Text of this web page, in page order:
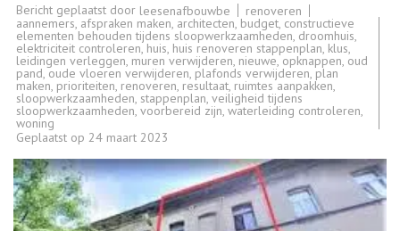
Bericht geplaatst door leesenafbouwbe
renoveren
aannemers, afspraken maken, architecten, budget, constructieve
elementen behouden tijdens sloopwerkzaamheden, droomhuis,
elektriciteit controleren, huis, huis renoveren stappenplan, klus,
leidingen verleggen, muren verwijderen, nieuwe,opknappen, oud
pand,oude vloeren verwijderen, plafonds verwijderen, plan
maken, prioriteiten, renoveren, resultaat, ruimtes aanpakken,
sloopwerkzaamheden, stappenplan, veiligheid tijdens
sloopwerkzaamheden, voorbereid zijn, waterleiding controleren,
woning
Geplaatst op 24 maart 2023